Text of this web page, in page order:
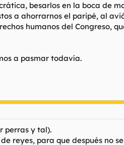
besarlos en la boca de
a ahorrarnos el paripé, al
humanos del Congreso,
a pasmar todavía.
perras y tal).
reyes, para que después no